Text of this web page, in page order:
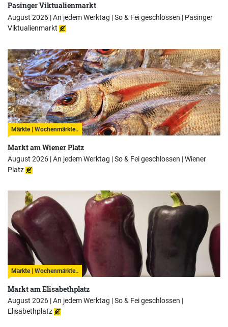
Pasinger Viktualienmarkt
August 2026 | An jedem Werktag | So & Fei geschlossen | Pasinger
Viktualienmarkt
Märkte | Wochenmärkte..
Markt am Wiener Platz
August 2026 | An jedem Werktag | So & Fei geschlossen |Wiener
Platz
Märkte | Wochenmärkte..
Markt am Elisabethplatz
August 2026 | An jedem Werktag | So & Fei geschlossen |
Elisabethplatz